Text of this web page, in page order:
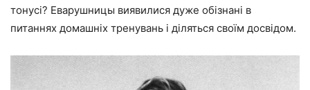
тонусі? Еварушницы виявилися дуже обізнані в
питаннях домашніх тренувань і діляться своїм досвідом.